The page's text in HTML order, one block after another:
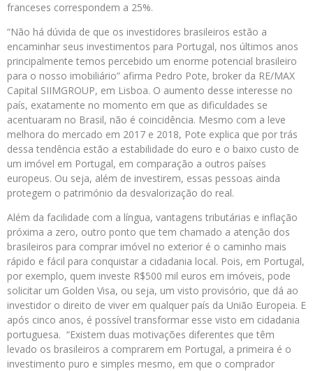
franceses correspondem a 25%.
“Não há dúvida de que os investidores brasileiros estão a
encaminhar seus investimentos para Portugal, nos últimos anos
principalmente temos percebido um enorme potencial brasileiro
para o nosso imobiliário” afirma Pedro Pote, broker da RE/MAX
Capital SIIMGROUP, em Lisboa. O aumento desse interesse no
país, exatamente no momento em que as dificuldades se
acentuaram no Brasil, não é coincidência. Mesmo com a leve
melhora do mercado em 2017 e 2018, Pote explica que por trás
dessa tendência estão a estabilidade do euro e o baixo custo de
um imóvel em Portugal, em comparação a outros países
europeus. Ou seja, além de investirem, essas pessoas ainda
protegem o património da desvalorização do real.
Além da facilidade com a língua, vantagens tributárias e inflação
próxima a zero, outro ponto que tem chamado a atenção dos
brasileiros para comprar imóvel no exterior é o caminho mais
rápido e fácil para conquistar a cidadania local. Pois, em Portugal,
por exemplo, quem investe R$500 mil euros em imóveis, pode
solicitar um Golden Visa, ou seja, um visto provisório, que dá ao
investidor o direito de viver em qualquer país da União Europeia. E
após cinco anos, é possível transformar esse visto em cidadania
portuguesa. “Existem duas motivações diferentes que têm
levado os brasileiros a comprarem em Portugal, a primeira é o
investimento puro e simples mesmo, em que o comprador